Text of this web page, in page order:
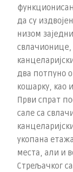
да су
низом
свлачионице,
два потпуно
кошарку, као
Први спрат
сале са
укопана
места, али и
Стрељачког